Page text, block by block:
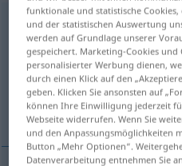
Gelegenheitsarbeitf
Übersicht aller
(Für mehr Details die
praca dorywcza
funktionale und statistische
und der statistischen Auswertung
werden auf Grundlage unserer
gespeichert. Marketing-Cookies und
personalisierter Werbung dienen,
durch einen Klick auf den
geben. Klicken Sie ansonsten auf
können Ihre Einwilligung jederzeit
Webseite widerrufen. Wenn Sie
und den Anpassungsmöglichkeiten
Button „Mehr Optionen“.
Datenverarbeitung entnehmen Sie